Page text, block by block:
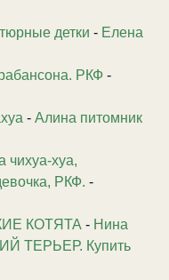
детки - Елена
РКФ -
- Алина питомник
чихуа-хуа,
РКФ. -
КОТЯТА - Нина
ТЕРЬЕР. Купить